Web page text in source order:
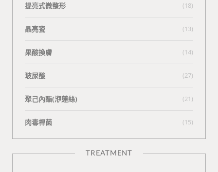
提亮式微整形 (18)
晶亮瓷 (13)
果酸換膚 (14)
玻尿酸 (27)
聚己內酯(洢蓮絲) (21)
肉毒桿菌 (15)
TREATMENT